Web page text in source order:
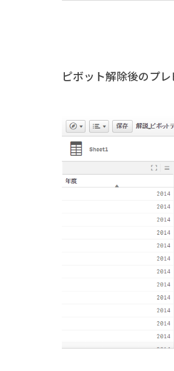
ピボット解除後のプ